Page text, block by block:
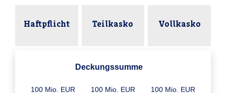
Haftpflicht Teilkasko Vollkasko
Deckungssumme
100 Mio. EUR 100 Mio. EUR 100 Mio. EUR